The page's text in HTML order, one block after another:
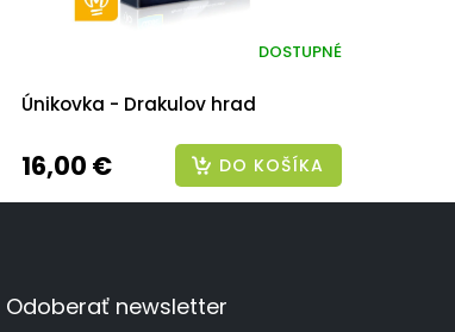
Únikovka - Drakulov hrad
DOSTUPNÉ
16,00 € DO KOŠÍKA
Odoberať newsletter